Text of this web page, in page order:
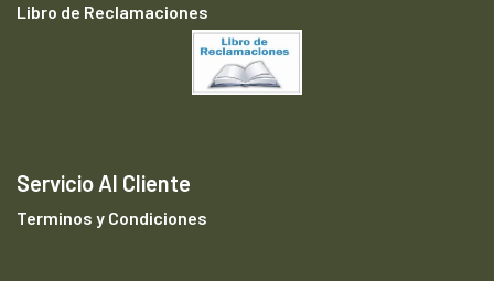
Libro de Reclamaciones
Servicio Al Cliente
Terminos y Condiciones